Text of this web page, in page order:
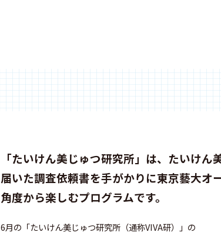
「たいけん美じゅつ研究所」は、たいけ
届いた調査依頼書を手がかりに東京藝大オ
角度から楽しむプログラムです。
6月の「たいけん美じゅつ研究所（通称VIVA研）」の